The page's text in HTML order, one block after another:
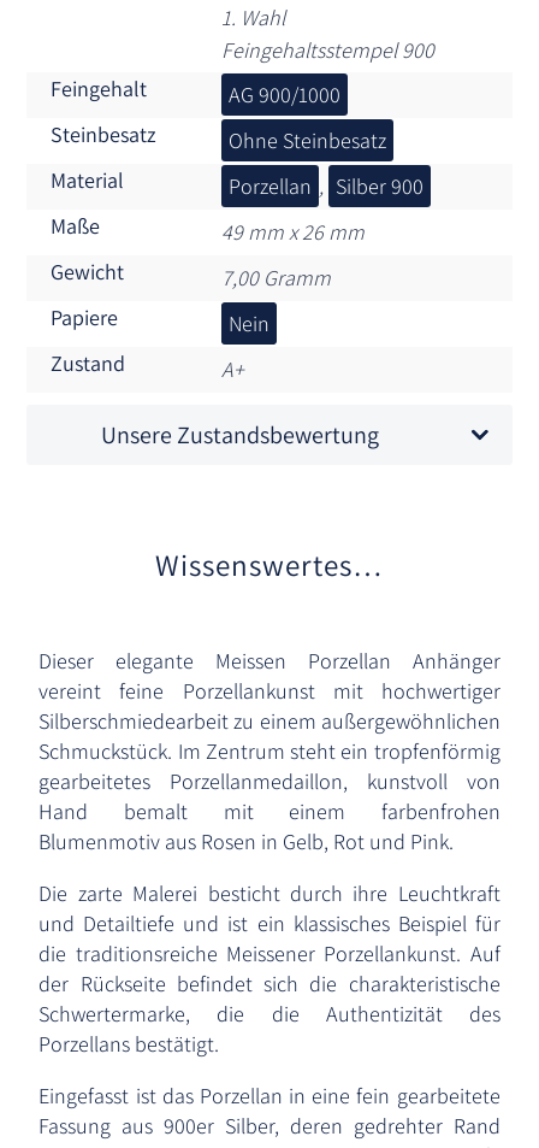
1. Wahl
Feingehaltsstempel 900
Feingehalt
AG 900/1000
Steinbesatz
Ohne Steinbesatz
Material
Porzellan , Silber 900
Maße
49 mm x 26 mm
Gewicht
7,00 Gramm
Papiere
Nein
Zustand
A+
Unsere Zustandsbewertung
Wissenswertes…
Dieser elegante Meissen Porzellan Anhänger
vereint feine Porzellankunst mit hochwertiger
Silberschmiedearbeit zu einem außergewöhnlichen
Schmuckstück. Im Zentrum steht ein tropfenförmig
gearbeitetes Porzellanmedaillon, kunstvoll von
Hand bemalt mit einem farbenfrohen
Blumenmotiv aus Rosen in Gelb, Rot und Pink.
Die zarte Malerei besticht durch ihre Leuchtkraft
und Detailtiefe und ist ein klassisches Beispiel für
die traditionsreiche Meissener Porzellankunst. Auf
der Rückseite befindet sich die charakteristische
Schwertermarke, die die Authentizität des
Porzellans bestätigt.
Eingefasst ist das Porzellan in eine fein gearbeitete
Fassung aus 900er Silber, deren gedrehter Rand